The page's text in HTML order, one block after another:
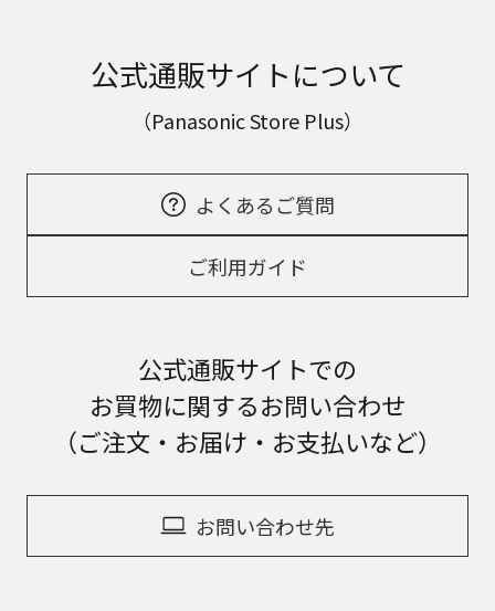
公式通販サイトについて
（Panasonic Store Plus）
よくあるご質問
ご利用ガイド
公式通販サイトでの
お買物に関するお問い合わせ
（ご注文・お届け・お支払いなど）
お問い合わせ先